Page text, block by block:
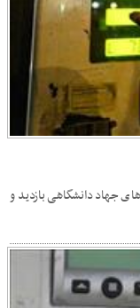
جهاد دانشگاهی بازدید و